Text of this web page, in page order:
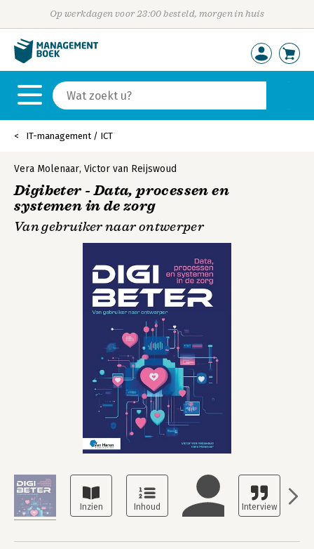
Op werkdagen voor 23:00 besteld, morgen in huis
IT-management / ICT
Vera Molenaar, Victor van Reijswoud
Digibeter - Data, processen en
systemen in de zorg
Van gebruiker naar ontwerper